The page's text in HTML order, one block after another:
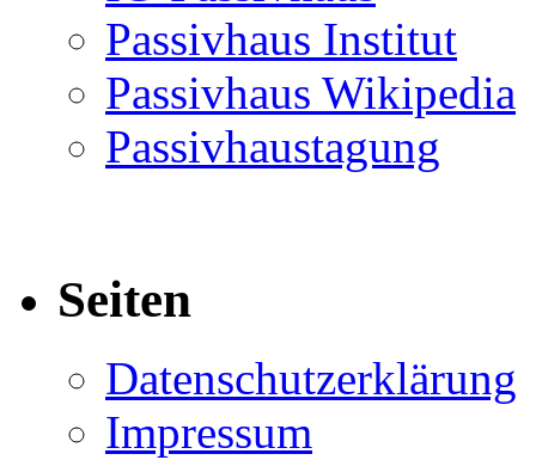
Passivhaus Institut
Passivhaus Wikipedia
Passivhaustagung
Seiten
Datenschutzerklärung
Impressum